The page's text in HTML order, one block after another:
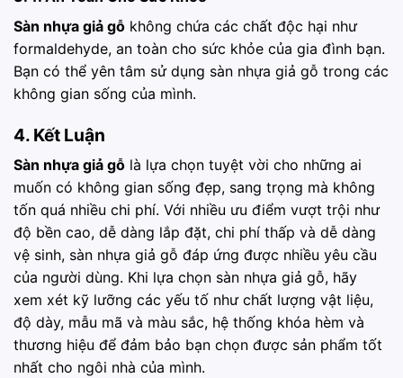
Sàn nhựa giả gỗ không chứa các chất độc hại như
formaldehyde, an toàn cho sức khỏe của gia đình bạn.
Bạn có thể yên tâm sử dụng sàn nhựa giả gỗ trong các
không gian sống của mình.
4. Kết Luận
Sàn nhựa giả gỗ là lựa chọn tuyệt vời cho những ai
muốn có không gian sống đẹp, sang trọng mà không
tốn quá nhiều chi phí. Với nhiều ưu điểm vượt trội như
độ bền cao, dễ dàng lắp đặt, chi phí thấp và dễ dàng
vệ sinh, sàn nhựa giả gỗ đáp ứng được nhiều yêu cầu
của người dùng. Khi lựa chọn sàn nhựa giả gỗ, hãy
xem xét kỹ lưỡng các yếu tố như chất lượng vật liệu,
độ dày, mẫu mã và màu sắc, hệ thống khóa hèm và
thương hiệu để đảm bảo bạn chọn được sản phẩm tốt
nhất cho ngôi nhà của mình.